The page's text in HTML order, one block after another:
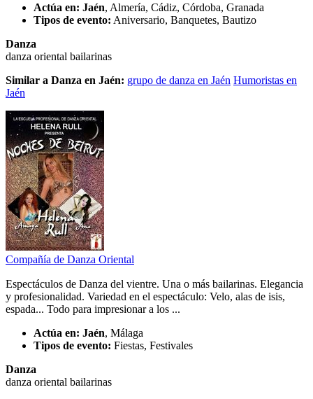
Actúa en: Jaén, Almería, Cádiz, Córdoba, Granada
Tipos de evento: Aniversario, Banquetes, Bautizo
Danza
danza oriental bailarinas
Similar a Danza en Jaén: grupo de danza en Jaén Humoristas en
Jaén
Compañía de Danza Oriental
Espectáculos de Danza del vientre. Una o más bailarinas. Elegancia
y profesionalidad. Variedad en el espectáculo: Velo, alas de isis,
espada... Todo para impresionar a los ...
Actúa en: Jaén, Málaga
Tipos de evento: Fiestas, Festivales
Danza
danza oriental bailarinas